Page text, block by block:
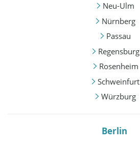
Neu-Ulm
Nürnberg
Passau
Regensburg
Rosenheim
Schweinfurt
Würzburg
Berlin